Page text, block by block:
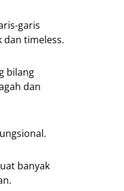
garis
dan timeless.
bilang
dan
banyak